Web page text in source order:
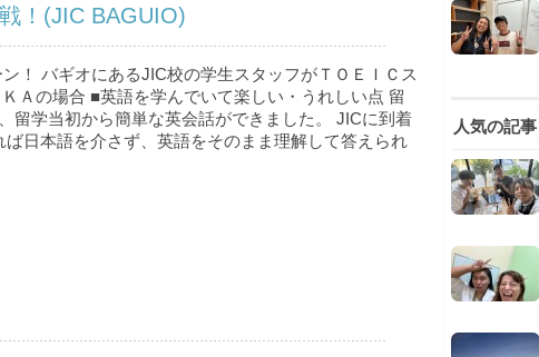
！(JIC BAGUIO)
！ バギオにあるJIC校の学生スタッフがＴＯＥＩＣス
Ａの場合 ■英語を学んでいて楽しい・うれしい点 留
留学当初から簡単な英会話ができました。 JICに到着
日本語を介さず、英語をそのまま理解して答えられ
人気の記事